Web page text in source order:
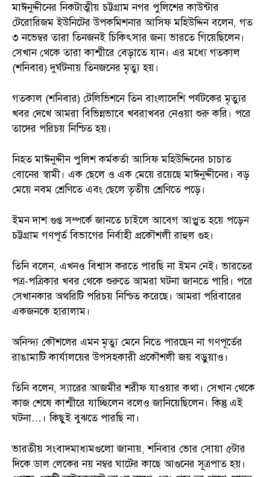
মাঈনুদ্দীনের নিকটাত্মীয় চট্টগ্রাম নগর পুলিশের কাউন্টার
টেরোরিজম ইউনিটের উপকমিশনার আসিফ মহিউদ্দিন বলেন, গত
৩ নভেম্বর তারা তিনজনই চিকিৎসার জন্য ভারতে গিয়েছিলেন।
সেখান থেকে তারা কাশ্মীরে বেড়াতে যান। এর মধ্যে গতকাল
(শনিবার) দুর্ঘটনায় তিনজনের মৃত্যু হয়।
গতকাল (শনিবার) টেলিভিশনে তিন বাংলাদেশি পর্যটকের মৃত্যুর
খবর দেখে আমরা বিভিন্নভাবে খবরাখবর নেওয়া শুরু করি। পরে
তাদের পরিচয় নিশ্চিত হয়।
নিহত মাঈনুদ্দীন পুলিশ কর্মকর্তা আসিফ মহিউদ্দিনের চাচাত
বোনের স্বামী। এক ছেলে ও এক মেয়ে রয়েছে মাঈনুদ্দীনের। বড়
মেয়ে নবম শ্রেণিতে এবং ছেলে তৃতীয় শ্রেণিতে পড়ে।
ইমন দাশ গুপ্ত সম্পর্কে জানতে চাইলে আবেগ আপ্লুত হয়ে পড়েন
চট্টগ্রাম গণপূর্ত বিভাগের নির্বাহী প্রকৌশলী রাহুল গুহ।
তিনি বলেন, এখনও বিশ্বাস করতে পারছি না ইমন নেই। ভারতের
পত্র-পত্রিকার খবর থেকে শুরুতে আমরা ঘটনা জানতে পারি। পরে
সেখানকার অথরিটি পরিচয় নিশ্চিত করেছে। আমরা পরিবারের
একজনকে হারালাম।
অনিন্দ্য কৌশলের এমন মৃত্যু মেনে নিতে পারছেন না গণপূর্তের
রাঙামাটি কার্যালয়ের উপসহকারী প্রকৌশলী জয় বড়ুয়াও।
তিনি বলেন, স্যারের আজমীর শরীফ যাওয়ার কথা। সেখান থেকে
কাজ শেষে কাশ্মীরে যাচ্ছিলেন বলেও জানিয়েছিলেন। কিন্তু এই
ঘটনা…। কিছুই বুঝতে পারছি না।
ভারতীয় সংবাদমাধ্যমগুলো জানায়, শনিবার ভোর সোয়া ৫টার
দিকে ডাল লেকের নয় নম্বর ঘাটের কাছে আগুনের সূত্রপাত হয়।